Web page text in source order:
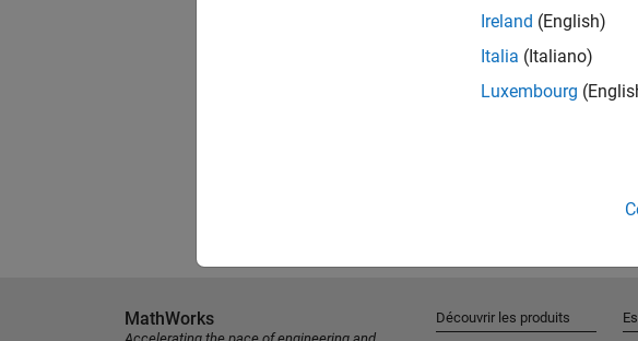
Ireland (English)
Italia (Italiano)
Luxembourg
MathWorks Découvrir les produits